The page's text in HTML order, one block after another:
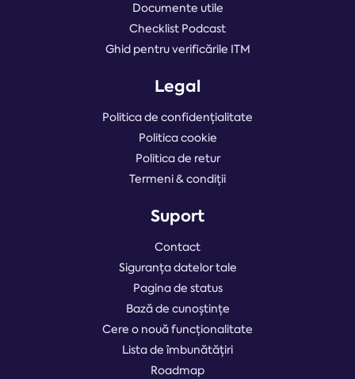
Documente utile
Checklist Podcast
Ghid pentru verificările ITM
Legal
Politica de confidențialitate
Politica cookie
Politica de retur
Termeni & condiții
Suport
Contact
Siguranța datelor tale
Pagina de status
Bază de cunoștințe
Cere o nouă funcționalitate
Lista de îmbunătățiri
Roadmap